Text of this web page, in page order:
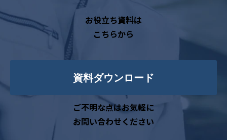
お役立ち資料は
こちらから
資料ダウンロード
ご不明な点はお気軽に
お問い合わせください